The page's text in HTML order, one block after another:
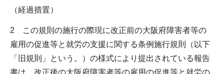
（経過措置）
2 この規則の施行の際現に改正前の大阪府障害者等の
雇用の促進等と就労の支援に関する条例施行規則（以下
「旧規則」という。）の様式により提出されている報告
書は、改正後の大阪府障害者等の雇用の促進等と就労の